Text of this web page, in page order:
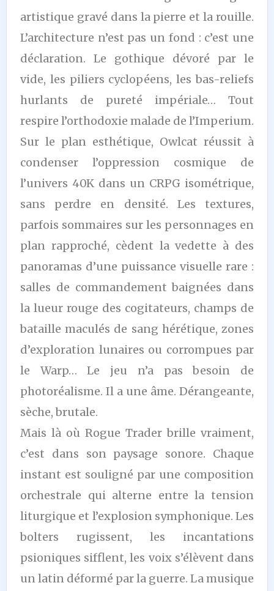
artistique gravé dans la pierre et la rouille.
L’architecture n’est pas un fond : c’est une
déclaration. Le gothique dévoré par le
vide, les piliers cyclopéens, les bas-reliefs
hurlants de pureté impériale… Tout
respire l’orthodoxie malade de l’Imperium.
Sur le plan esthétique, Owlcat réussit à
condenser l’oppression cosmique de
l’univers 40K dans un CRPG isométrique,
sans perdre en densité. Les textures,
parfois sommaires sur les personnages en
plan rapproché, cèdent la vedette à des
panoramas d’une puissance visuelle rare :
salles de commandement baignées dans
la lueur rouge des cogitateurs, champs de
bataille maculés de sang hérétique, zones
d’exploration lunaires ou corrompues par
le Warp… Le jeu n’a pas besoin de
photoréalisme. Il a une âme. Dérangeante,
sèche, brutale.
Mais là où Rogue Trader brille vraiment,
c’est dans son paysage sonore. Chaque
instant est souligné par une composition
orchestrale qui alterne entre la tension
liturgique et l’explosion symphonique. Les
bolters rugissent, les incantations
psioniques sifflent, les voix s’élèvent dans
un latin déformé par la guerre. La musique